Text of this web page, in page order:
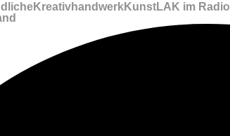
KreativhandwerkKunstLAK im Radio